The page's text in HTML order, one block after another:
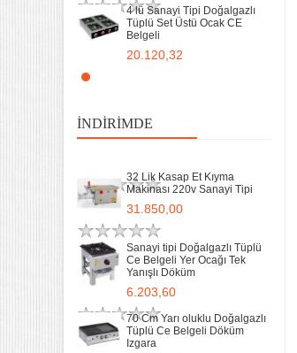
4 lü Sanayi Tipi Doğalgazlı
Tüplü Set Üstü Ocak CE
Belgeli
20.120,32
9.400,00
Sanayi Tip Yonca Waffle
Makinası Değişir Plaka Çap
17,5
11.902,13
İNDIRIMDE
6.203,60
70 Cm Yarı oluklu Doğalgazlı
Tüplü Ce Belgeli Döküm
Izgara
Makinesi Yatık Kazan
Devirmeli Tekerlekli Ozay
32 Lik Kasap Et Kıyma
Makinası 220v Sanayi Tipi
31.850,00
Sanayi tipi Doğalgazlı Tüplü
Ce Belgeli Yer Ocağı Tek
Yanışlı Döküm
6.203,60
70 Cm Yarı oluklu Doğalgazlı
Tüplü Ce Belgeli Döküm
Izgara